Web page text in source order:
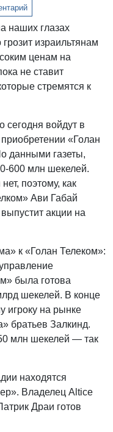
наших глазах
израильтянам
ценам на
не ставит
стремятся к
сегодня войдут в
«Голан
данными газеты,
600 млн шекелей.
поэтому, как
Ави Габай
акции на
к «Голан Телеком»:
была готова
шекелей. В конце
игроку на рынке
братьев Залкинд.
млн шекелей — так
находятся
Владелец Altice
Драи готов